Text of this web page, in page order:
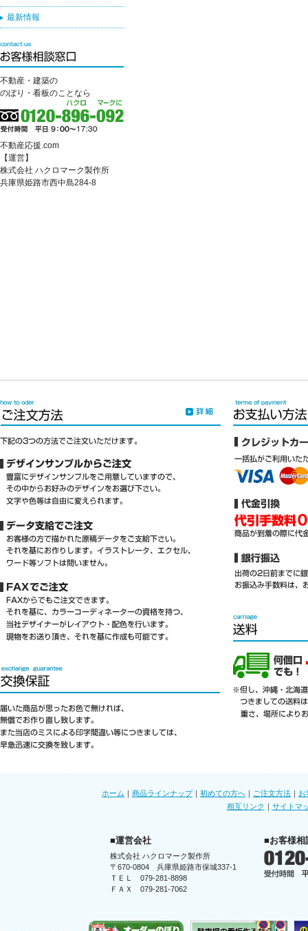
最新情報
不動産・建築の
のぼり・看板のことなら
不動産応援.com
【運営】
株式会社 ハクロマーク製作所
兵庫県姫路市西中島284-8
ホーム ｜ 商品ラインナップ｜ 初めての方へ ｜ ご注文方法 ｜ お
相互リンク ｜ サイトマ
■運営会社
株式会社 ハクロマーク製作所
〒670-0804 兵庫県姫路市保城337-1
ＴＥＬ 079-281-8898
ＦＡＸ 079-281-7062
■お客様相